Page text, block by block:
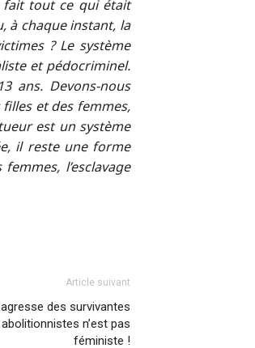
fait tout ce qui était
à chaque instant, la
? Le système
et pédocriminel.
ans. Devons-nous
et des femmes,
est un système
il reste une forme
l’esclavage
Article suivant
des survivantes
n’est pas
féministe !